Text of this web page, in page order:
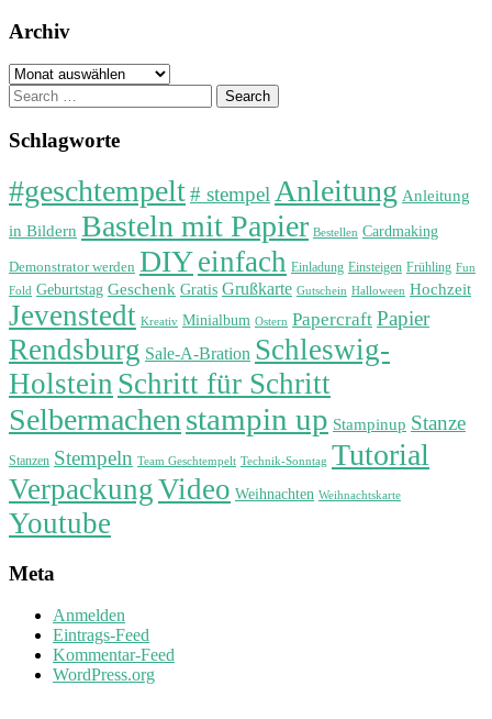
Archiv
Archiv
Search
for:
Schlagworte
#geschtempelt# stempel Anleitung Anleitung
in Bildern Basteln mit Papier Bestellen Cardmaking
Demonstrator werden DIYeinfach Einladung Einsteigen Frühling Fun
Fold Geburtstag Geschenk Gratis Grußkarte Gutschein Halloween Hochzeit
Jevenstedt Kreativ Minialbum Ostern Papercraft Papier
Rendsburg Sale-A-Bration Schleswig-
Holstein Schritt für Schritt
Selbermachen stampin up Stampinup Stanze
Stanzen Stempeln Team Geschtempelt Technik-Sonntag Tutorial
VerpackungVideo Weihnachten Weihnachtskarte
Youtube
Meta
Anmelden
Eintrags-Feed
Kommentar-Feed
WordPress.org